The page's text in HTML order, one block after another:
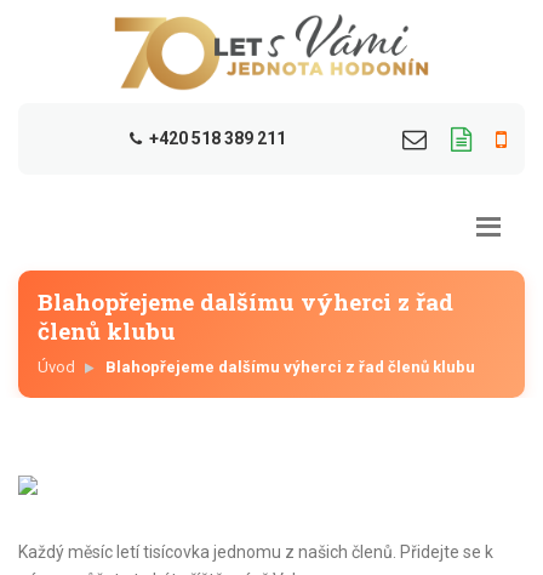
+420 518 389 211
Blahopřejeme dalšímu výherci z řad
členů klubu
Úvod Blahopřejeme dalšímu výherci z řad členů klubu
Každý měsíc letí tisícovka jednomu z našich členů. Přidejte se k